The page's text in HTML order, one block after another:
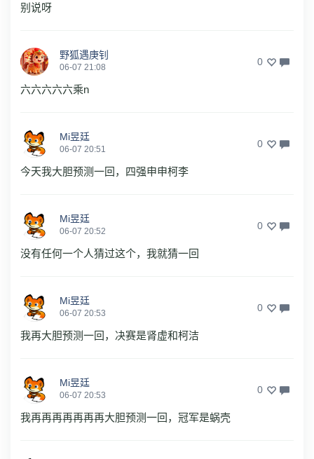
别说呀
野狐遇庚钊
06-07 21:08 0
六六六六六乘n
Mi昱廷
06-07 20:51 0
今天我大胆预测一回，四强申申柯李
Mi昱廷
06-07 20:52 0
没有任何一个人猜过这个，我就猜一回
Mi昱廷
06-07 20:53 0
我再大胆预测一回，决赛是肾虚和柯洁
Mi昱廷
06-07 20:53 0
我再再再再再再再大胆预测一回，冠军是蜗壳